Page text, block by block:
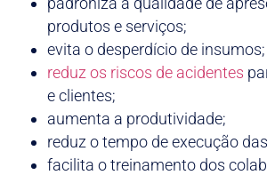
produtos e serviços;
evita o desperdício de insumos;
reduz os riscos de acidentes
e clientes;
aumenta a produtividade;
reduz o tempo de execução
facilita o treinamento dos